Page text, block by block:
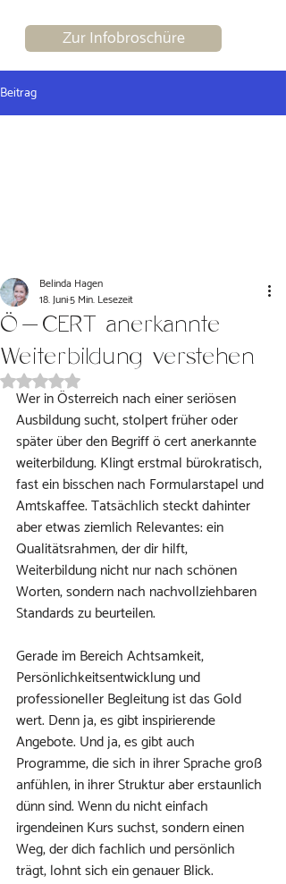
Zur Infobroschüre
Beitrag
Ö-CERT anerkannte
Weiterbildung verstehen
Belinda Hagen
18. Juni5 Min. Lesezeit
Mit NaN von 5 Sternen bewertet.
Wer in Österreich nach einer seriösen
Ausbildung sucht, stolpert früher oder
später über den Begriff ö cert anerkannte
weiterbildung. Klingt erstmal bürokratisch,
fast ein bisschen nach Formularstapel und
Amtskaffee. Tatsächlich steckt dahinter
aber etwas ziemlich Relevantes: ein
Qualitätsrahmen, der dir hilft,
Weiterbildung nicht nur nach schönen
Worten, sondern nach nachvollziehbaren
Standards zu beurteilen.
Gerade im Bereich Achtsamkeit,
Persönlichkeitsentwicklung und
professioneller Begleitung ist das Gold
wert. Denn ja, es gibt inspirierende
Angebote. Und ja, es gibt auch
Programme, die sich in ihrer Sprache groß
anfühlen, in ihrer Struktur aber erstaunlich
dünn sind. Wenn du nicht einfach
irgendeinen Kurs suchst, sondern einen
Weg, der dich fachlich und persönlich
trägt, lohnt sich ein genauer Blick.